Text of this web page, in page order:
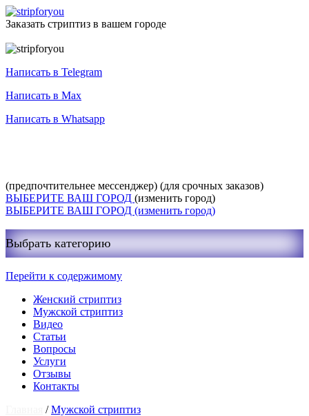
Заказать стриптиз в вашем городе
Написать в Telegram
Написать в Max
Написать в Whatsapp
(предпочтительнее мессенджер) (для срочных заказов)
ВЫБЕРИТЕ ВАШ ГОРОД (изменить город)
ВЫБЕРИТЕ ВАШ ГОРОД (изменить город)
Выбрать категорию
Перейти к содержимому
Женский стриптиз
Мужской стриптиз
Видео
Статьи
Вопросы
Услуги
Отзывы
Контакты
/Мужской стриптиз